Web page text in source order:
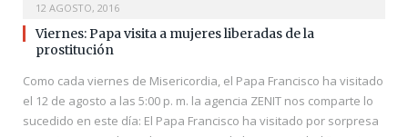
12 AGOSTO, 2016
Viernes: Papa visita a mujeres liberadas de la
prostitución
Como cada viernes de Misericordia, el Papa Francisco ha visitado
el 12 de agosto a las 5:00 p. m. la agencia ZENIT nos comparte lo
sucedido en este día: El Papa Francisco ha visitado por sorpresa